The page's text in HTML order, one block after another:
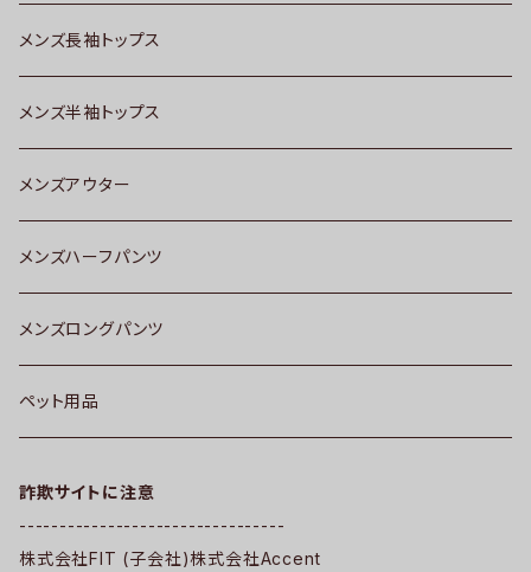
メンズ長袖トップス
メンズ半袖トップス
メンズアウター
メンズハーフパンツ
メンズロングパンツ
ペット用品
詐欺サイトに注意
---------------------------------
株式会社FIT (子会社)株式会社Accent